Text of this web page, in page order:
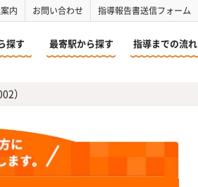
内 お問い合わせ 指導報告書送信フォーム
探す 最寄駅から探す 指導までの流れ
）